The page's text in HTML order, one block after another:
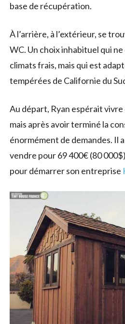
base de récupération.
À l’arrière, à l’extérieur, se
WC. Un choix inhabituel qui
climats frais, mais qui est
tempérées de Californie du
Au départ, Ryan espérait vivre
mais après avoir terminé la
énormément de demandes. Il
vendre pour 69 400€ (80
pour démarrer son entreprise